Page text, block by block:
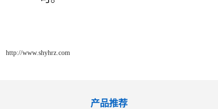
http://www.shyhrz.com
产品推荐